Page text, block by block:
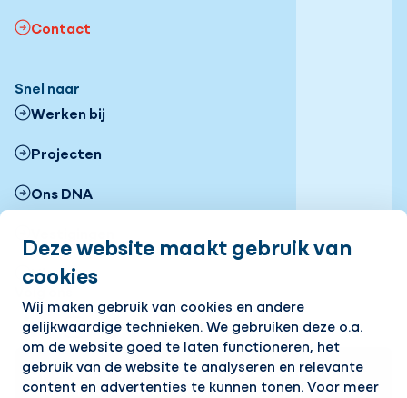
Deze website maakt gebruik van
cookies
Wij maken gebruik van cookies en andere
gelijkwaardige technieken. We gebruiken deze o.a.
om de website goed te laten functioneren, het
gebruik van de website te analyseren en relevante
content en advertenties te kunnen tonen. Voor meer
Contact
Snel naar
Werken bij
Projecten
Ons DNA
Nieuws
LinkedInInstagramFacebookYouTubeFlickr
Op de hoogte blijven van het laatste nieuws?
Ontvang onze nieuwsbrief in je mailbox!